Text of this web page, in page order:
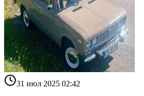
31 июл 2025 02:42